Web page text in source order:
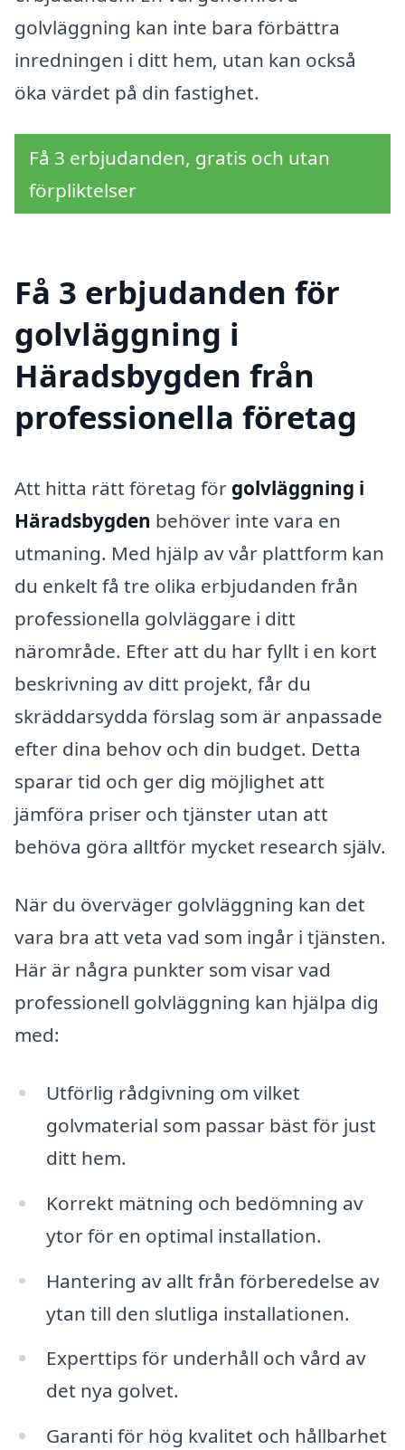
golvläggning kan inte bara förbättra
inredningen i ditt hem, utan kan också
öka värdet på din fastighet.
Få 3 erbjudanden, gratis och utan
förpliktelser
Få 3 erbjudanden för
golvläggning i
Häradsbygden från
professionella företag
Att hitta rätt företag för golvläggning i
Häradsbygden behöver inte vara en
utmaning. Med hjälp av vår plattform kan
du enkelt få tre olika erbjudanden från
professionella golvläggare i ditt
närområde. Efter att du har fyllt i en kort
beskrivning av ditt projekt, får du
skräddarsydda förslag som är anpassade
efter dina behov och din budget. Detta
sparar tid och ger dig möjlighet att
jämföra priser och tjänster utan att
behöva göra alltför mycket research själv.
När du överväger golvläggning kan det
vara bra att veta vad som ingår i tjänsten.
Här är några punkter som visar vad
professionell golvläggning kan hjälpa dig
med:
Utförlig rådgivning om vilket
golvmaterial som passar bäst för just
ditt hem.
Korrekt mätning och bedömning av
ytor för en optimal installation.
Hantering av allt från förberedelse av
ytan till den slutliga installationen.
Experttips för underhåll och vård av
det nya golvet.
Garanti för hög kvalitet och hållbarhet